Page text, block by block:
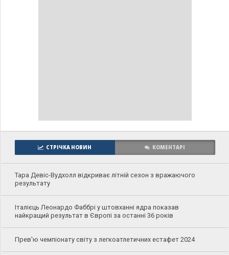
СТРІЧКА НОВИН КОМЕНТАРІ
Тара Девіс-Вудхолл відкриває літній сезон з вражаючого
результату
Італієць Леонардо Фаббрі у штовханні ядра показав
найкращий результат в Європі за останні 36 років
Прев'ю чемпіонату світу з легкоатлетичних естафет 2024